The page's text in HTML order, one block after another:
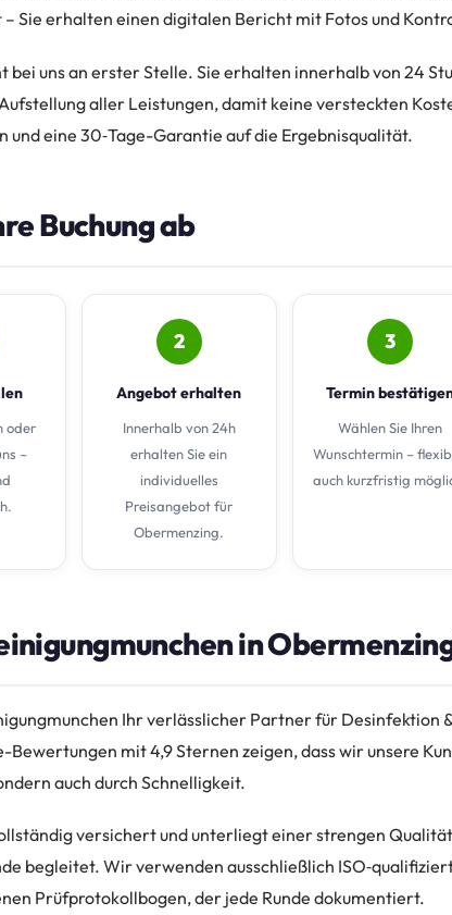
Sie erhalten einen digitalen Bericht mit Fotos und
bei uns an erster Stelle. Sie erhalten innerhalb von 24
aller Leistungen, damit keine versteckten
und eine 30‑Tage-Garantie auf die Ergebnisqualität.
Buchung ab
oder
–
2
Angebot erhalten
Innerhalb von 24h
erhalten Sie ein
individuelles
Preisangebot für
Obermenzing.
3
Termin
Wählen Sie Ihren
Wunschtermin –
auch kurzfristig
in
Ihr verlässlicher Partner für Desinfektion
Bewertungen mit 4,9 Sternen zeigen, dass wir unsere
auch durch Schnelligkeit.
versichert und unterliegt einer strengen
begleitet. Wir verwenden ausschließlich
Prüfprotokollbogen, der jede Runde dokumentiert.